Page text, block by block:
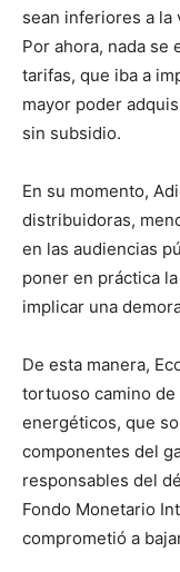
sean inferiores a la
Por ahora, nada se
tarifas, que iba a
mayor poder
sin subsidio.
En su momento,
distribuidoras,
en las audiencias
poner en práctica
implicar una
De esta manera,
tortuoso camino
energéticos, que
componentes del
responsables del
Fondo Monetario
comprometió a